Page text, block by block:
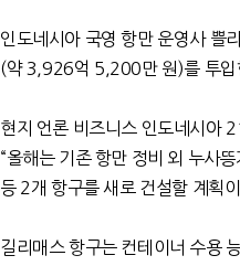
인도네시아 국영 항만 운영사 쁠
(약 3,926억 5,200만 원)를 투입
현지 언론 비즈니스 인도네시아
“올해는 기존 항만 정비 외 누사
등 2개 항구를 새로 건설할 계획
길리매스 항구는 컨테이너 수용